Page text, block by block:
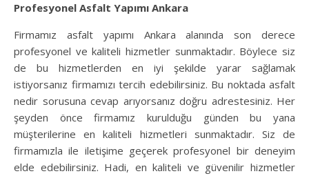
Profesyonel Asfalt Yapımı Ankara
Firmamız asfalt yapımı Ankara alanında son derece
profesyonel ve kaliteli hizmetler sunmaktadır. Böylece siz
de bu hizmetlerden en iyi şekilde yarar sağlamak
istiyorsanız firmamızı tercih edebilirsiniz. Bu noktada asfalt
nedir sorusuna cevap arıyorsanız doğru adrestesiniz. Her
şeyden önce firmamız kurulduğu günden bu yana
müşterilerine en kaliteli hizmetleri sunmaktadır. Siz de
firmamızla ile iletişime geçerek profesyonel bir deneyim
elde edebilirsiniz. Hadi, en kaliteli ve güvenilir hizmetler